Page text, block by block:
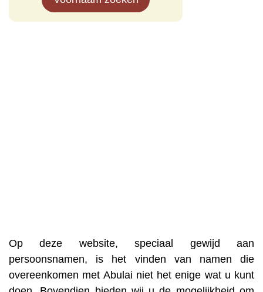
Op deze website, speciaal gewijd aan
persoonsnamen, is het vinden van namen die
overeenkomen met Abulai niet het enige wat u kunt